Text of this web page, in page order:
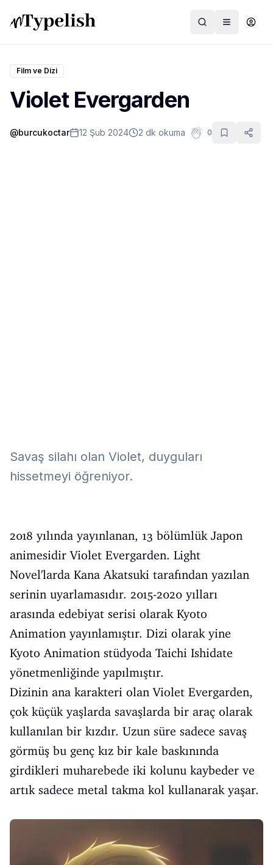
Dünya
Film ve Dizi
Film ve Dizi
Violet Evergarden
@burcukoctar 12 Şub 2024 2 dk okuma 0
Savaş silahı olan Violet, duyguları
hissetmeyi öğreniyor.
2018 yılında yayınlanan, 13 bölümlük Japon
animesidir Violet Evergarden. Light
Novel'larda Kana Akatsuki tarafından yazılan
serinin uyarlamasıdır. 2015-2020 yılları
arasında edebiyat serisi olarak Kyoto
Animation yayınlamıştır. Dizi olarak yine
Kyoto Animation stüdyoda Taichi Ishidate
yönetmenliğinde yapılmıştır.
Dizinin ana karakteri olan Violet Evergarden,
çok küçük yaşlarda savaşlarda bir araç olarak
kullanılan bir kızdır. Uzun süre sadece savaş
görmüş bu genç kız bir kale baskınında
girdikleri muharebede iki kolunu kaybeder ve
artık sadece metal takma kol kullanarak yaşar.